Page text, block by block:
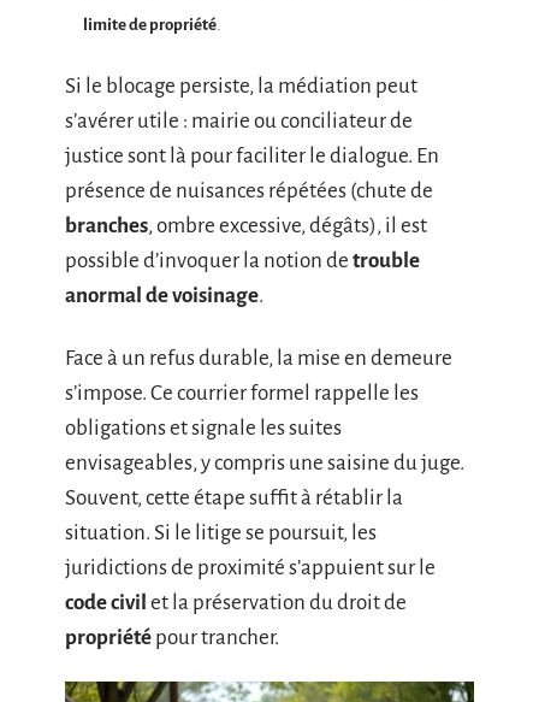
limite de propriété
Si le blocage persiste, la médiation peut
s’avérer utile : mairie ou conciliateur de
justice sont là pour faciliter le dialogue. En
présence de nuisances répétées (chute de
branches, ombre excessive, dégâts), il est
possible d’invoquer la notion de trouble
anormal de voisinage.
Face à un refus durable, la mise en demeure
s’impose. Ce courrier formel rappelle les
obligations et signale les suites
envisageables, y compris une saisine du juge.
Souvent, cette étape suffit à rétablir la
situation. Si le litige se poursuit, les
juridictions de proximité s’appuient sur le
code civil et la préservation du droit de
propriété pour trancher.